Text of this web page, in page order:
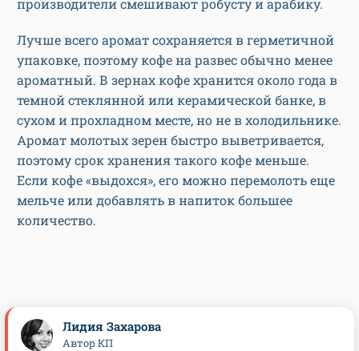
Лучше всего аромат сохраняется в герметичной
упаковке, поэтому кофе на развес обычно менее
ароматный. В зернах кофе хранится около года в
темной стеклянной или керамической банке, в
сухом и прохладном месте, но не в холодильнике.
Аромат молотых зерен быстро выветривается,
поэтому срок хранения такого кофе меньше.
Если кофе «выдохся», его можно перемолоть еще
мельче или добавлять в напиток большее
количество.
Лидия Захарова
Автор КП